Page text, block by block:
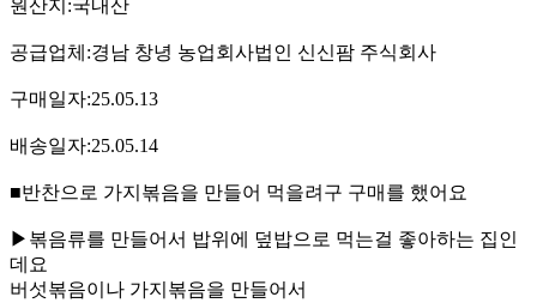
원산지:국내산
공급업체:경남 창녕 농업회사법인 신신팜 주식회사
구매일자:25.05.13
배송일자:25.05.14
■반찬으로 가지볶음을 만들어 먹을려구 구매를 했어요
▶볶음류를 만들어서 밥위에 덮밥으로 먹는걸 좋아하는 집인
데요
버섯볶음이나 가지볶음을 만들어서